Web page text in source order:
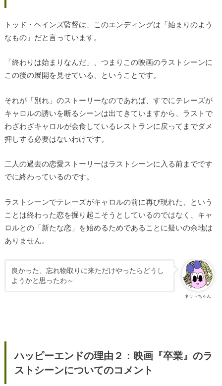
トッド・ヘインズ監督は、このエンディングは「始まりのよう
なもの」だと言っています。
「終わりは始まりなんだ」、つまりこの映画のラストシーンに
この後の展開を見せている、ということです。
それが「別れ」のストーリーなのであれば、すでにテレーズが
キャロルの誘いを断るシーンは出てきていますから、ラストで
わざわざキャロルが会食しているレストランに戻ってまでダメ
押しする必要はないわけです。
二人の過去の恋愛ストーリーはラストシーンに入る前までです
でに終わっているのです。
ラストシーンでテレーズがキャロルの前に再び現れた、という
ことは終わった恋を掘り起こそうとしているのではなく、キャ
ロルとの「新たな恋」を始めるためであることに疑いの余地は
ありません。
ネットちゃん
良かった、忘れ物取りに来ただけやったらどうし
ようかと思ったわ～
ハッピーエンドの理由２：映画『卒業』のラ
ストシーンについてのコメント